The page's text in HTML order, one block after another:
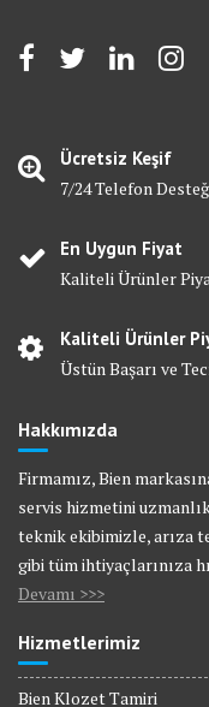
Ücretsiz Keşif
7/24 Telefon
En Uygun Fiyat
Kaliteli Ürünler
Kaliteli Ürünler
Üstün Başarı ve
Hakkımızda
Firmamız, Bien
servis hizmetini
teknik ekibimizle, arıza
gibi tüm ihtiyaçlarınıza
Devamı >>>
Hizmetlerimiz
Bien Klozet Tamiri